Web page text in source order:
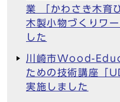
業 「かわさき木育
木製小物づくりワ
した
川崎市Wood-
ための技術講座「
実施しました